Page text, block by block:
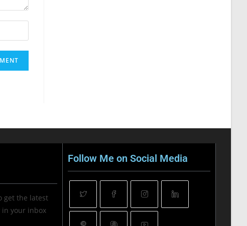
get the latest
your inbox
Follow Me on Social Media